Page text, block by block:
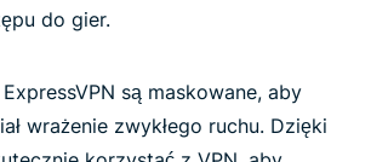
do gier.
są maskowane, aby
wrażenie zwykłego ruchu. Dzięki